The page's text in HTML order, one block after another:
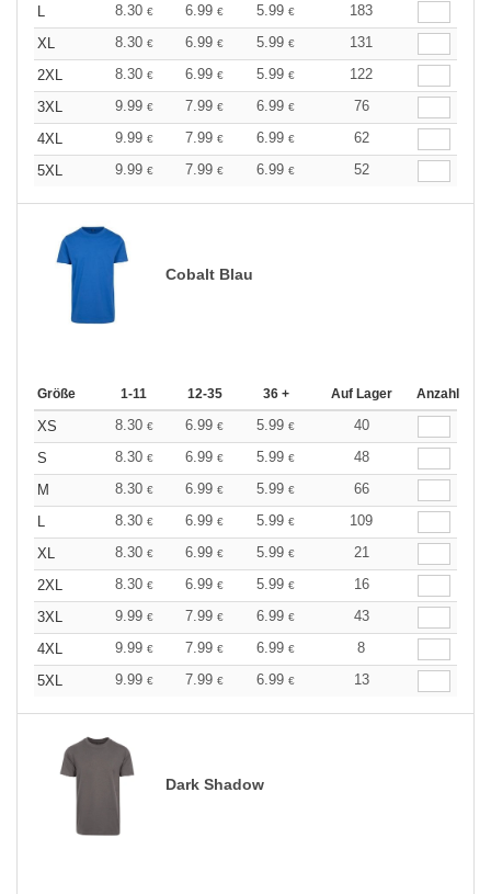
8.30 € 6.99 € 5.99 €
183
XL
8.30 € 6.99 € 5.99 €
131
2XL
8.30 € 6.99 € 5.99 €
122
3XL
9.99 € 7.99 € 6.99 €
76
4XL
9.99 € 7.99 € 6.99 €
62
5XL
9.99 € 7.99 € 6.99 € 52
Cobalt Blau
Größe 1-11 12-35 36 + Auf Lager Anzahl
XS 8.30 € 6.99 € 5.99 €
40
S
8.30 € 6.99 € 5.99 €
48
M
8.30 € 6.99 € 5.99 €
66
8.30 € 6.99 € 5.99 €
109
XL
8.30 € 6.99 € 5.99 €
21
2XL
8.30 € 6.99 € 5.99 €
16
3XL
9.99 € 7.99 € 6.99 €
43
4XL
9.99 € 7.99 € 6.99 €
8
5XL
9.99 € 7.99 € 6.99 € 13
Dark Shadow